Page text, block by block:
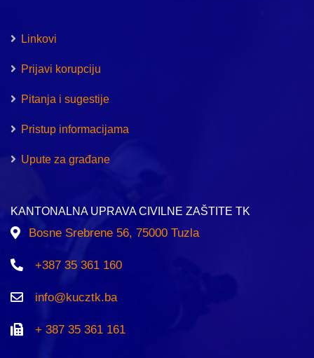
Linkovi
Prijavi korupciju
Pitanja i sugestije
Pristup informacijama
Upute za građane
KANTONALNA UPRAVA CIVILNE ZAŠTITE TK
Bosne Srebrene 56, 75000 Tuzla
+387 35 361 160
info@kucztk.ba
+ 387 35 361 161